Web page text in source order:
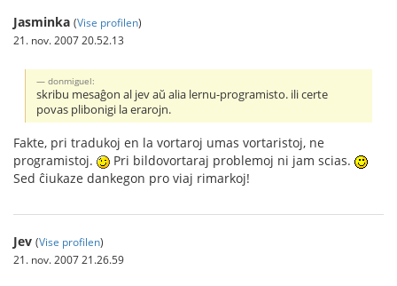
Jasminka (Vise profilen)
21. nov. 2007 20.52.13
donmiguel:
skribu mesaĝon al jev aŭ alia lernu-programisto. ili certe
povas plibonigi la erarojn.
Fakte, pri tradukoj en la vortaroj umas vortaristoj, ne
programistoj.
Pri bildovortaraj problemoj ni jam scias.
Sed ĉiukaze dankegon pro viaj rimarkoj!
Jev (Vise profilen)
21. nov. 2007 21.26.59